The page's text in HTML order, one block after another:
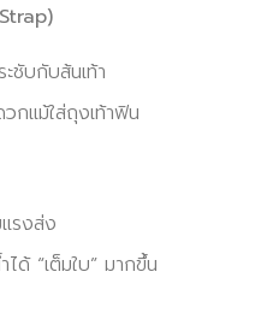
ชับกับส้นเท้า
กแม้ใส่ถุงเท้าฟิน
รงส่ง
ด้ “เต็มใบ” มากขึ้น